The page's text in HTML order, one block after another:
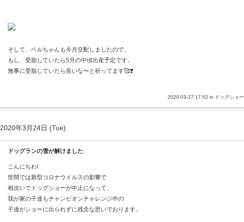
そして、ベルちゃんも今月交配しましたので、
もし、受胎していたら5月の中頃出産予定です。
無事に受胎していたら良いな〜と祈ってます🥰❣️
2020-03-27 17:52 in ドッグショー
2020年3月24日 (Tue)
ドッグランの雪が解けました
こんにちわ!
世間では新型コロナウイルスの影響で
相次いでドッグショーが中止になって、
我が家の子達もチャンピオンチャレンジ中の
子達がショーに出られずに残念な思いでおります。